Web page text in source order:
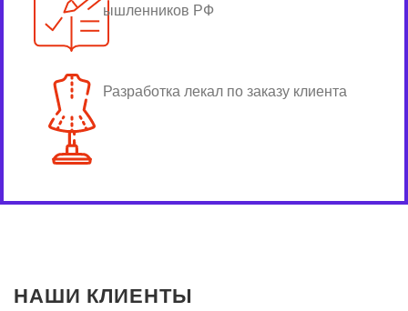
ышленников РФ
Разработка лекал по заказу клиента
НАШИ КЛИЕНТЫ